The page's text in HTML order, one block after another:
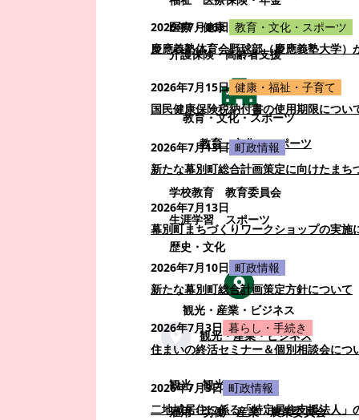
医療・健康
介護保険・高齢者支援
教育・文化・スポーツ
教育・文化・スポーツ
学校教育
教育委員会
生涯学習
スポーツ
歴史・文化
観光・産業・ビジネス
観光・産業・ビジネス
観光
観光・イベント
雇用・労働
産業
農業委員会
2026年7月16日 教育・文化・スポーツ
慶應義塾体育会野球部（慶應義塾大学）
2026年7月15日 健康・福祉・子育て
国民健康保険税納付書の使用期限につい
2026年7月13日 町政情報
新たな幕別町総合計画策定に向けたまち
2026年7月13日
幕別町まちづくりワークショップの実施
2026年7月10日 町政情報
新たな幕別町総合計画策定方針について
2026年7月3日 暮らし・手続き
住まいの終活セミナー＆個別相談会につ
2026年7月3日 町政情報
二地域居住に係る「特定居住支援法人」